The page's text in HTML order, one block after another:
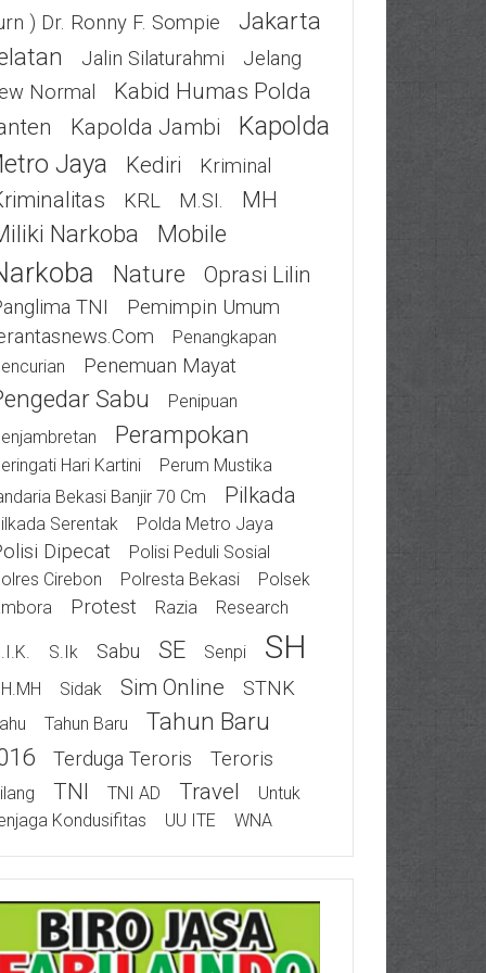
) Dr. Ronny F. Sompie
Jakarta
Jalin Silaturahmi
Jelang
Normal
Kabid Humas Polda
Kapolda Jambi
Kapolda
Jaya
Kediri Kriminal
KRL M.SI. MH
Narkoba Mobile
Nature Oprasi Lilin
TNI
Pemimpin Umum
Penangkapan
Penemuan Mayat
Sabu
Penipuan
Perampokan
Hari Kartini
Perum Mustika
Bekasi Banjir 70 Cm
Pilkada
Serentak Polda Metro Jaya
Dipecat
Polisi Peduli Sosial
Cirebon
Polresta Bekasi
Polsek
Protest Razia Research
S.Ik Sabu SE Senpi SH
Sidak Sim Online STNK
Tahun Baru
Tahun Baru
Terduga Teroris Teroris
TNI TNI AD Travel
Untuk
Kondusifitas
UU ITE WNA